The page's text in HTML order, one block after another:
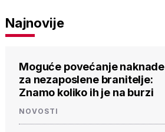
Najnovije
Moguće povećanje naknade
za nezaposlene branitelje:
Znamo koliko ih je na burzi
NOVOSTI